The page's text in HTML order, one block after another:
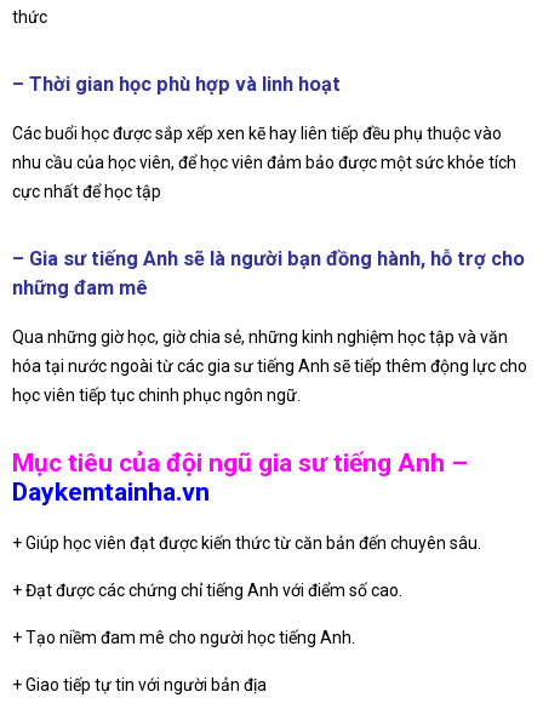
thức
– Thời gian học phù hợp và linh hoạt
Các buổi học được sắp xếp xen kẽ hay liên tiếp đều phụ thuộc vào
nhu cầu của học viên, để học viên đảm bảo được một sức khỏe tích
cực nhất để học tập
– Gia sư tiếng Anh sẽ là người bạn đồng hành, hỗ trợ cho
những đam mê
Qua những giờ học, giờ chia sẻ, những kinh nghiệm học tập và văn
hóa tại nước ngoài từ các gia sư tiếng Anh sẽ tiếp thêm động lực cho
học viên tiếp tục chinh phục ngôn ngữ.
Mục tiêu của đội ngũ gia sư tiếng Anh –
Daykemtainha.vn
+ Giúp học viên đạt được kiến thức từ căn bản đến chuyên sâu.
+ Đạt được các chứng chỉ tiếng Anh với điểm số cao.
+ Tạo niềm đam mê cho người học tiếng Anh.
+ Giao tiếp tự tin với người bản địa